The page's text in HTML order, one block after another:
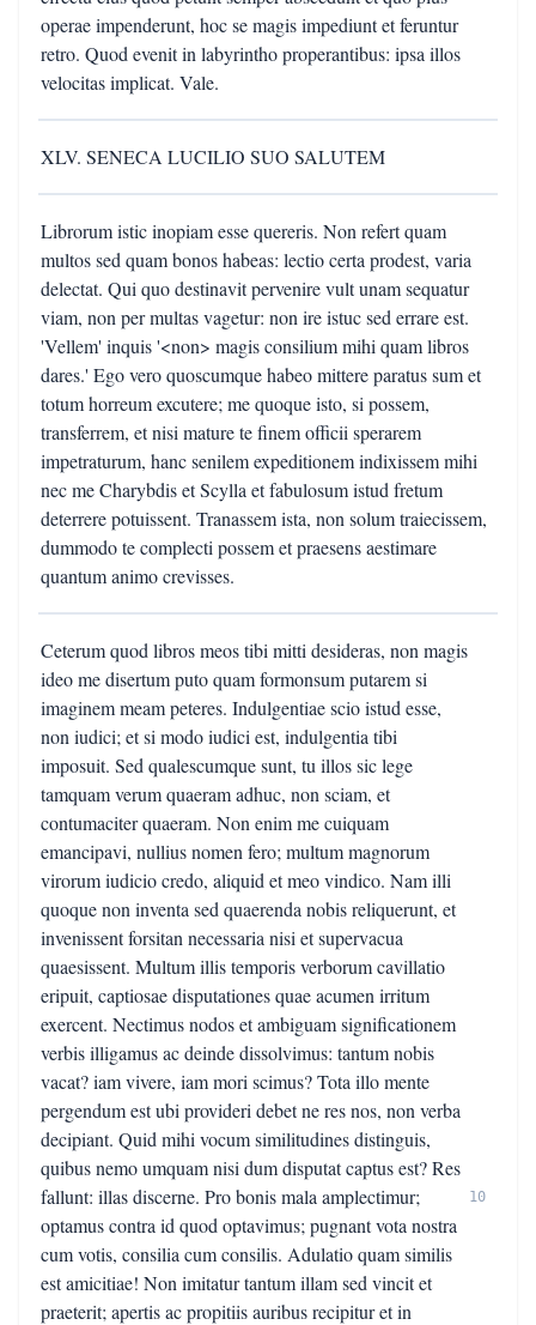
operae impenderunt, hoc se magis impediunt et feruntur
retro. Quod evenit in labyrintho properantibus: ipsa illos
velocitas implicat. Vale.
XLV. SENECA LUCILIO SUO SALUTEM
Librorum istic inopiam esse quereris. Non refert quam
multos sed quam bonos habeas: lectio certa prodest, varia
delectat. Qui quo destinavit pervenire vult unam sequatur
viam, non per multas vagetur: non ire istuc sed errare est.
'Vellem' inquis '<non> magis consilium mihi quam libros
dares.' Ego vero quoscumque habeo mittere paratus sum et
totum horreum excutere; me quoque isto, si possem,
transferrem, et nisi mature te finem officii sperarem
impetraturum, hanc senilem expeditionem indixissem mihi
nec me Charybdis et Scylla et fabulosum istud fretum
deterrere potuissent. Tranassem ista, non solum traiecissem,
dummodo te complecti possem et praesens aestimare
quantum animo crevisses.
Ceterum quod libros meos tibi mitti desideras, non magis
ideo me disertum puto quam formonsum putarem si
imaginem meam peteres. Indulgentiae scio istud esse,
non iudici; et si modo iudici est, indulgentia tibi
imposuit. Sed qualescumque sunt, tu illos sic lege
tamquam verum quaeram adhuc, non sciam, et
contumaciter quaeram. Non enim me cuiquam
emancipavi, nullius nomen fero; multum magnorum
virorum iudicio credo, aliquid et meo vindico. Nam illi
quoque non inventa sed quaerenda nobis reliquerunt, et
invenissent forsitan necessaria nisi et supervacua
quaesissent. Multum illis temporis verborum cavillatio
eripuit, captiosae disputationes quae acumen irritum
exercent. Nectimus nodos et ambiguam significationem
verbis illigamus ac deinde dissolvimus: tantum nobis
vacat? iam vivere, iam mori scimus? Tota illo mente
pergendum est ubi provideri debet ne res nos, non verba
decipiant. Quid mihi vocum similitudines distinguis,
quibus nemo umquam nisi dum disputat captus est? Res
fallunt: illas discerne. Pro bonis mala amplectimur;
optamus contra id quod optavimus; pugnant vota nostra
cum votis, consilia cum consilis. Adulatio quam similis
est amicitiae! Non imitatur tantum illam sed vincit et
praeterit; apertis ac propitiis auribus recipitur et in
10